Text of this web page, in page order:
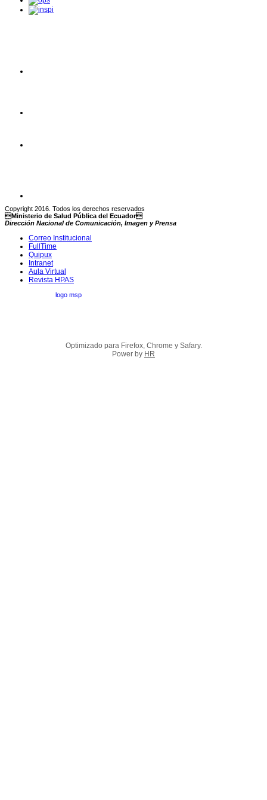
Copyright 2016. Todos los derechos reservados
Ministerio de Salud Pública del Ecuador
Dirección Nacional de Comunicación, Imagen y Prensa
Correo Institucional
FullTime
Quipux
Intranet
Aula Virtual
Revista HPAS
Optimizado para Firefox, Chrome y Safary.
Power by HR